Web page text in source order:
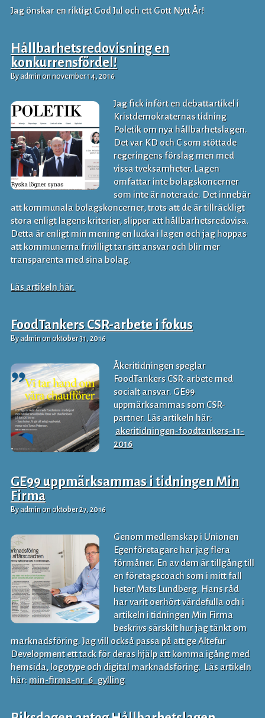
Jag önskar en riktigt God Jul och ett Gott Nytt År!
Hållbarhetsredovisning en
konkurrensfördel!
By admin on november 14, 2016
Jag fick infört en debattartikel i
Kristdemokraternas tidning
Poletik om nya hållbarhetslagen.
Det var KD och C som stöttade
regeringens förslag men med
vissa tveksamheter. Lagen
omfattar inte bolagskoncerner
som inte är noterade. Det innebär
att kommunala bolagskoncerner, trots att de är tillräckligt
stora enligt lagens kriterier, slipper att hållbarhetsredovisa.
Detta är enligt min mening en lucka i lagen och jag hoppas
att kommunerna frivilligt tar sitt ansvar och blir mer
transparenta med sina bolag.
Läs artikeln här.
FoodTankers CSR-arbete i fokus
By admin on oktober 31, 2016
Åkeritidningen speglar
FoodTankers CSR-arbete med
socialt ansvar. GE99
uppmärksammas som CSR-
partner. Läs artikeln här:
akeritidningen-foodtankers-11-
2016
GE99 uppmärksammas i tidningen Min
Firma
By admin on oktober 27, 2016
Genom medlemskap i Unionen
Egenföretagare har jag flera
förmåner. En av dem är tillgång till
en företagscoach som i mitt fall
heter Mats Lundberg. Hans råd
har varit oerhört värdefulla och i
artikeln i tidningen Min Firma
beskrivs särskilt hur jag tänkt om
marknadsföring. Jag vill också passa på att ge Altefur
Development ett tack för deras hjälp att komma igång med
hemsida, logotype och digital marknadsföring. Läs artikeln
här: min-firma-nr_6_gylling